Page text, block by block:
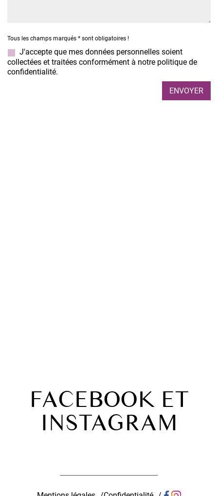
Tous les champs marqués * sont obligatoires !
J'accepte que mes données personnelles soient
collectées et traitées conformément à notre politique de
confidentialité.
FACEBOOK ET
INSTAGRAM